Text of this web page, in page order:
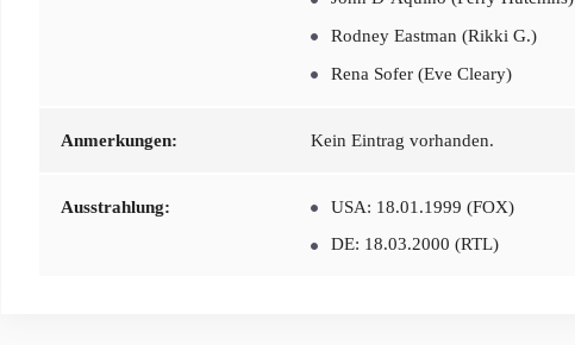
Rodney Eastman (Rikki G.)
Rena Sofer (Eve Cleary)
Anmerkungen: Kein Eintrag vorhanden.
Ausstrahlung:
USA: 18.01.1999 (FOX)
DE: 18.03.2000 (RTL)